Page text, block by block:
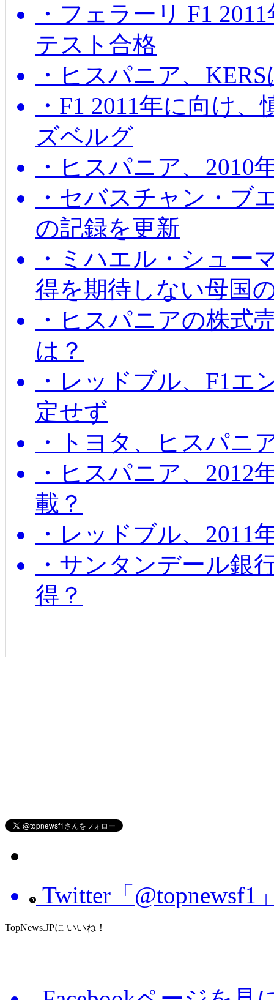
・フェラーリ F1
テスト合格
・ヒスパニア、
・F1 2011年に向け
ズベルグ
・ヒスパニア、2010
・セバスチャン・ブ
の記録を更新
・ミハエル・シュー
得を期待しない母国
・ヒスパニアの株式
は？
・レッドブル、F1エ
定せず
・トヨタ、ヒスパニ
・ヒスパニア、2012
載？
・レッドブル、2011
・サンタンデール銀
得？
Twitter「@topnewsf1
TopNews.JPに いいね！